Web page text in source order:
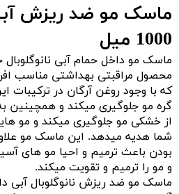
ماسک مو ضد ریزش
1000 میل
ماسک مو داخل حمام آبی
محصول مراقبتی بهداشتی مناسب
که با وجود روغن آرگان در ترکیبات
گره مو جلوگیری میکند و همچینین
از خشکی مو جلوگیری میکند و مو
شما هدیه میدهد. این ماسک مو
بودن باعث ترمیم و احیا مو های
و مو را ترمیم و تقویت میکند.
ماسک مو ضد ریزش نانوگلوبال آبی